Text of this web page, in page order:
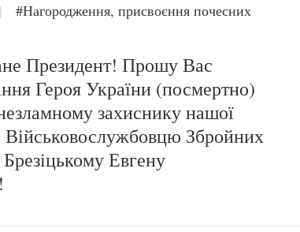
|
#Нагородження, присвоєння почесних
Президент! Прошу Вас
Героя України (посмертно)
захиснику нашої
Військовослужбовцю Збройних
Евгену